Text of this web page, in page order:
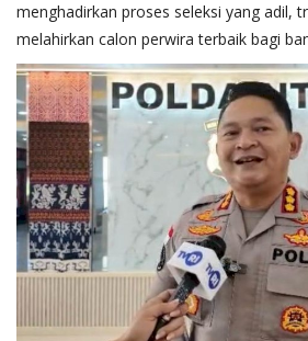
menghadirkan proses seleksi yang adil,
melahirkan calon perwira terbaik bagi